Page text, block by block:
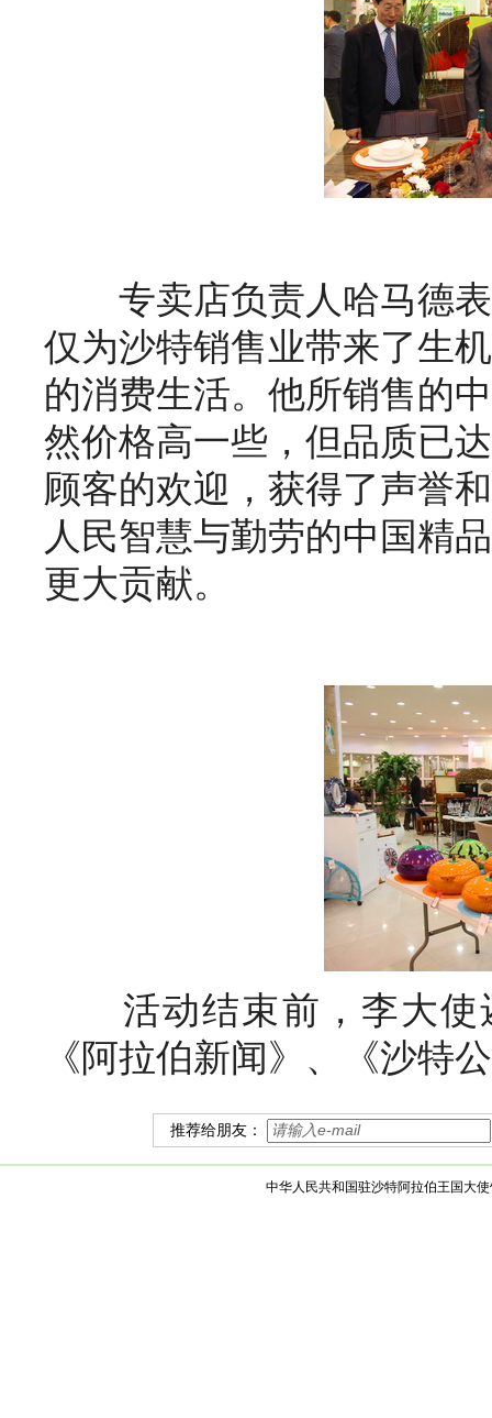
专卖店负责人哈马德
仅为沙特销售业带来了生
的消费生活。他所销售的
然价格高一些，但品质已
顾客的欢迎，获得了声誉
人民智慧与勤劳的中国精
更大贡献。
活动结束前，李大
《阿拉伯新闻》、《沙特
推荐给朋友：
中华人民共和国驻沙特阿拉伯王国大使